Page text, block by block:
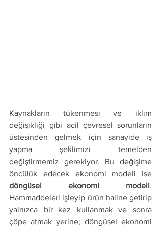
Kaynakların tükenmesi ve iklim
değişikliği gibi acil çevresel sorunların
üstesinden gelmek için sanayide iş
yapma şeklimizi temelden
değiştirmemiz gerekiyor. Bu değişime
döngüsel ekonomi modeli.
Hammaddeleri işleyip ürün haline getirip
yalnızca bir kez kullanmak ve sonra
çöpe atmak yerine; döngüsel ekonomi